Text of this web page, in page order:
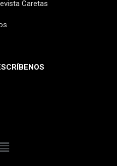
Caretas